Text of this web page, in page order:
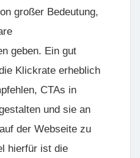
großer Bedeutung,
geben. Ein gut
Klickrate erheblich
CTAs in
und sie an
der Webseite zu
hierfür ist die